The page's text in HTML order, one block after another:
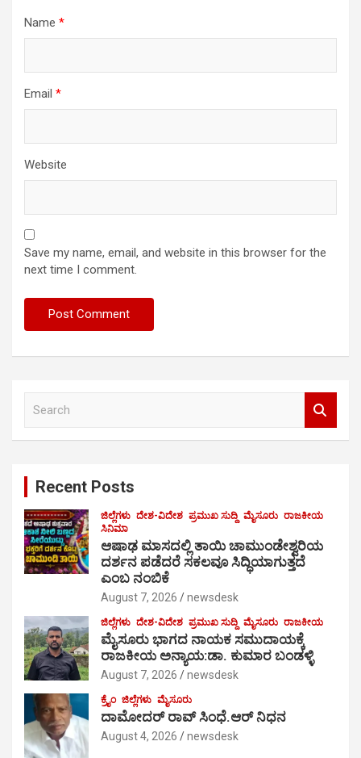
Name *
Email *
Website
Save my name, email, and website in this browser for the
next time I comment.
Recent Posts
ಜಿಲ್ಲೆಗಳು ದೇಶ-ವಿದೇಶ ಪ್ರಮುಖ ಸುದ್ದಿ ಮೈಸೂರು ರಾಜಕೀಯ
ಸಿನಿಮಾ
ಆಷಾಢ ಮಾಸದಲ್ಲಿ ತಾಯಿ ಚಾಮುಂಡೇಶ್ವರಿಯ
ದರ್ಶನ ಪಡೆದರೆ ಸಕಲವೂ ಸಿದ್ಧಿಯಾಗುತ್ತದೆ
ಎಂಬ ನಂಬಿಕೆ
August 7, 2026 newsdesk
ಜಿಲ್ಲೆಗಳು ದೇಶ-ವಿದೇಶ ಪ್ರಮುಖ ಸುದ್ದಿ ಮೈಸೂರು ರಾಜಕೀಯ
ಮೈಸೂರು ಭಾಗದ ನಾಯಕ ಸಮುದಾಯಕ್ಕೆ
ರಾಜಕೀಯ ಅನ್ಯಾಯ:ಡಾ. ಕುಮಾರ ಬಂಡಳ್ಳಿ
August 7, 2026 newsdesk
ಕ್ರೈಂ ಜಿಲ್ಲೆಗಳು ಮೈಸೂರು
ದಾಮೋದರ್ ರಾವ್ ಸಿಂಧೆ.ಆರ್ ನಿಧನ
August 4, 2026 newsdesk